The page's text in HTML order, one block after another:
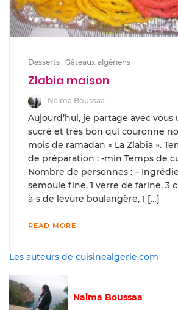
Desserts Gâteaux algériens
Zlabia maison
Naima Boussaa
Aujourd’hui, je partage avec
sucré et très bon qui couronne
mois de ramadan « La Zlabia ».
de préparation : -min Temps de
Nombre de personnes : –
semoule fine, 1 verre de farine, 3
à-s de levure boulangère, 1 […]
READ MORE
Les auteurs de cuisinealgerie.com
Naima Boussaa